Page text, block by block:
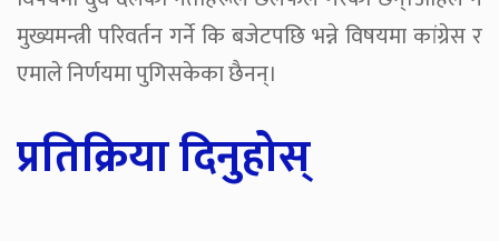
मुख्यमन्त्री परिवर्तन गर्ने कि बजेटपछि भन्ने विषयमा कांग्रेस र
एमाले निर्णयमा पुगिसकेका छैनन्।
प्रतिक्रिया दिनुहोस्